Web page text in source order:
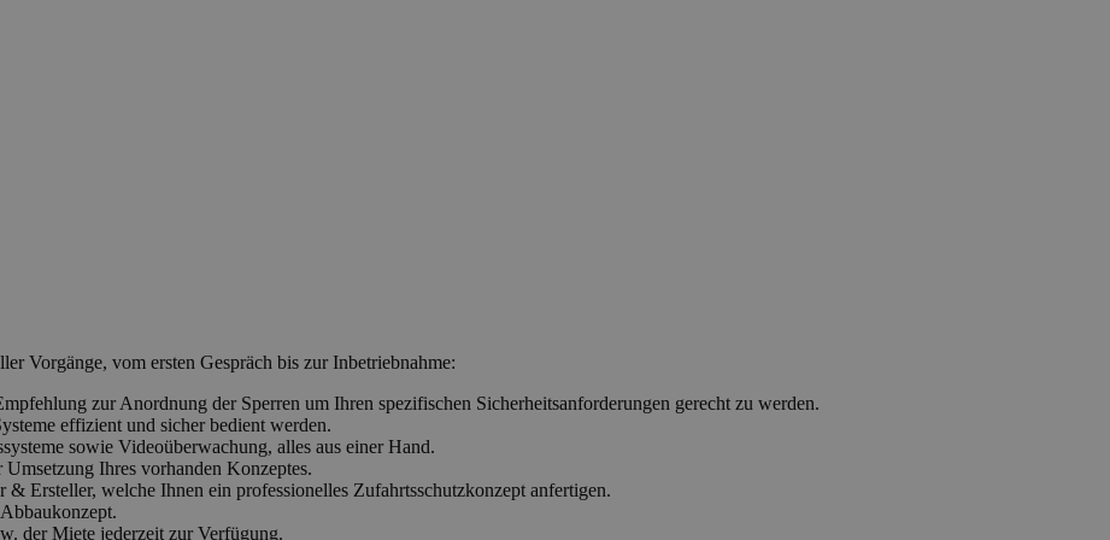
Vorgänge, vom ersten Gespräch bis zur Inbetriebnahme:
zur Anordnung der Sperren um Ihren spezifischen Sicherheitsanforderungen gerecht zu werden.
effizient und sicher bedient werden.
sowie Videoüberwachung, alles aus einer Hand.
Ihres vorhanden Konzeptes.
Ersteller, welche Ihnen ein professionelles Zufahrtsschutzkonzept anfertigen.
der Miete jederzeit zur Verfügung.